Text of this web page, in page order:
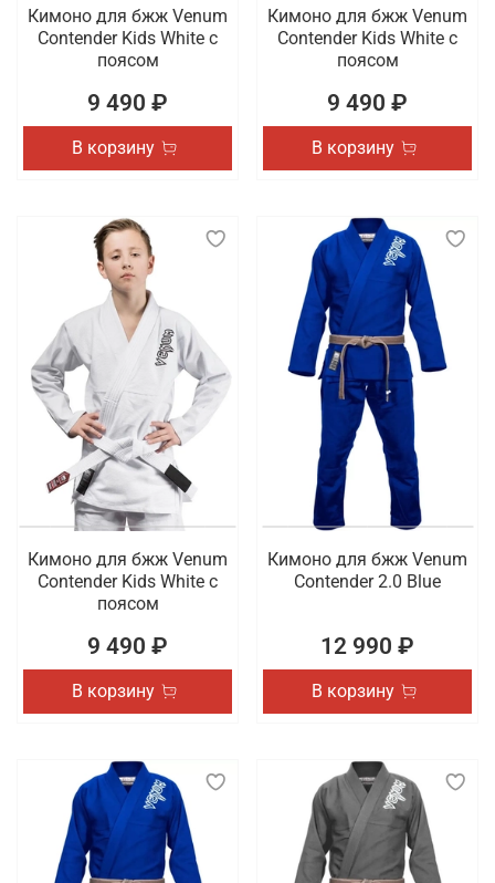
Кимоно для бжж Venum
Contender Kids White с
поясом
9 490 ₽
В корзину
Кимоно для бжж Venum
Contender Kids White с
поясом
9 490 ₽
В корзину
Кимоно для бжж Venum
Contender Kids White с
поясом
9 490 ₽
В корзину
Кимоно для бжж Venum
Contender 2.0 Blue
12 990 ₽
В корзину